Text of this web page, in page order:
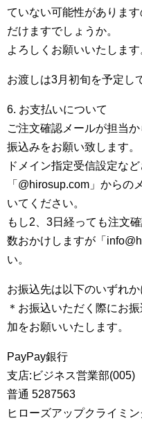
ていない可能性がありま
だけますでしょうか。
よろしくお願いいたします
お渡しは3月初旬を予定し
6. お支払いについて
ご注文確認メールが担当
振込みをお願い致します。
ドメイン指定受信設定な
「@hirosup.com」からの
いてください。
もし2、3日経っても注文
数おかけしますが「
い。
お振込先は以下のいずれか
＊お振込いただく際にお
加をお願いいたします。
PayPay銀行
支店:ビジネス営業部(005)
普通 5287563
ヒローズアップクライミ